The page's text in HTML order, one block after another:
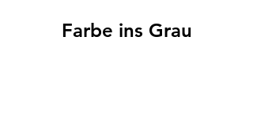
Farbe ins Grau